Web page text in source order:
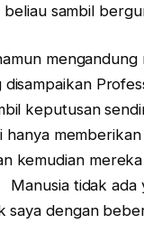
sambil
keputusan
kemudian
tidak ada
saya dengan